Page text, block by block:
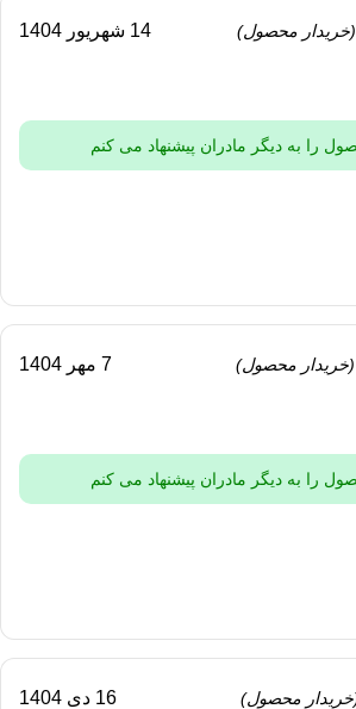
(خریدار محصول) 14 شهریور 1404
را به دیگر مادران پیشنهاد می کنم
(خریدار محصول) 7 مهر 1404
را به دیگر مادران پیشنهاد می کنم
محصول) 16 دی 1404